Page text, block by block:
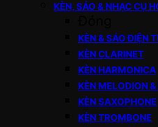
KÈN, SÁO & NHẠC CỤ
KÈN & SÁO ĐIỆN
KÈN CLARINET
KÈN HARMONICA
KÈN MELODION
KÈN SAXOPHONE
KÈN TROMBONE